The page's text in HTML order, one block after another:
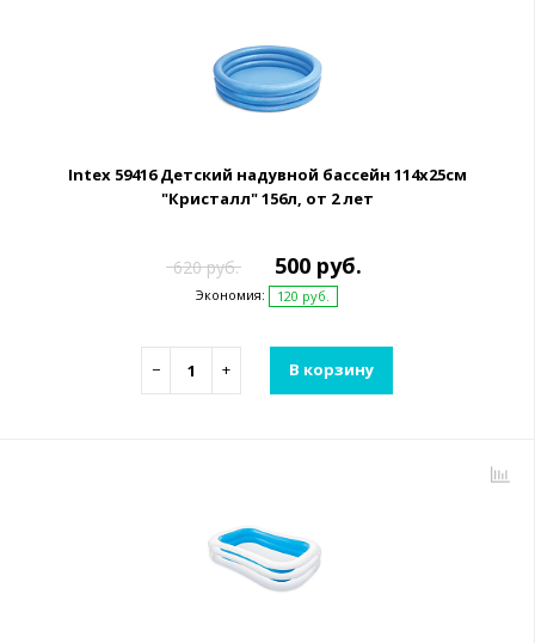
Intex 59416 Детский надувной бассейн 114х25см
"Кристалл" 156л, от 2 лет
620 руб. 500 руб.
Экономия: 120 руб.
− + В корзину